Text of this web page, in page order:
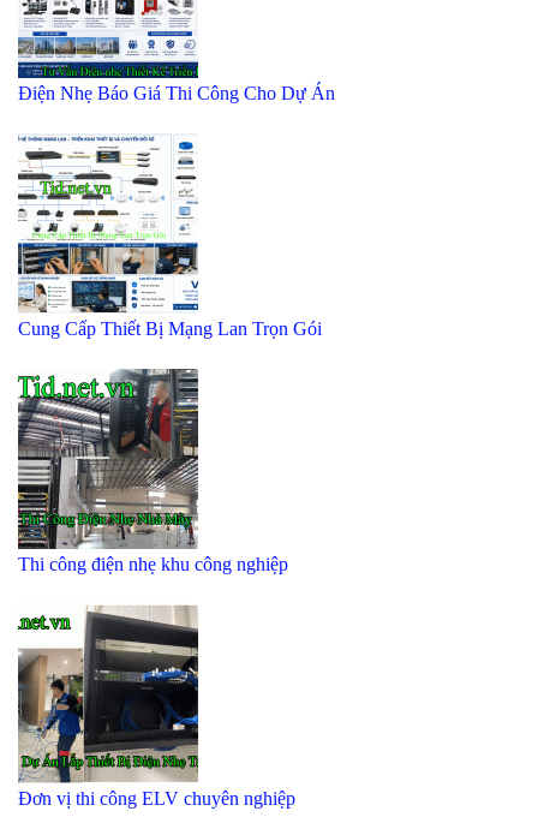
Điện Nhẹ Báo Giá Thi Công Cho Dự Án
Cung Cấp Thiết Bị Mạng Lan Trọn Gói
Thi công điện nhẹ khu công nghiệp
Đơn vị thi công ELV chuyên nghiệp